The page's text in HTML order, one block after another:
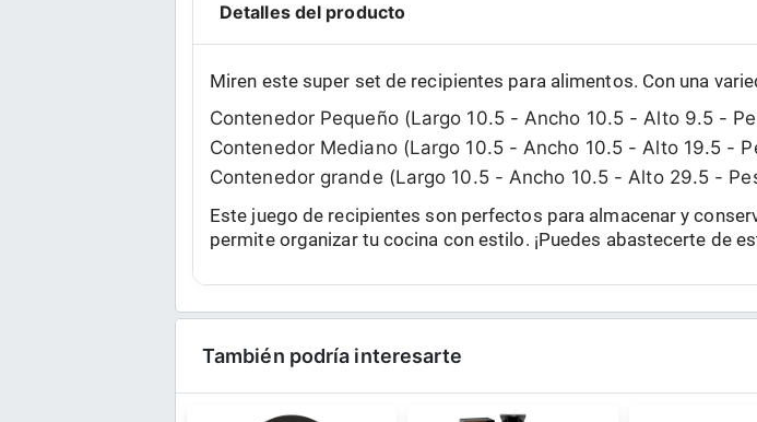
Detalles del producto
Miren este super set de recipientes para alimentos. Con una
Contenedor Pequeño (Largo 10.5 - Ancho 10.5 - Alto 9.5 -
Contenedor Mediano (Largo 10.5 - Ancho 10.5 - Alto 19.5 -
Contenedor grande (Largo 10.5 - Ancho 10.5 - Alto 29.5 -
Este juego de recipientes son perfectos para almacenar y
permite organizar tu cocina con estilo. ¡Puedes abastecerte de
También podría interesarte